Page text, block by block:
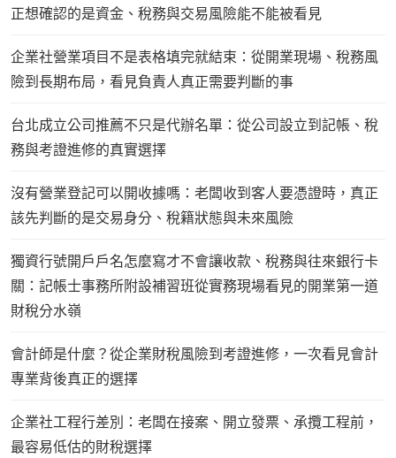
正想確認的是資金、稅務與交易風險能不能被看見
企業社營業項目不是表格填完就結束：從開業現場、稅務風
險到長期布局，看見負責人真正需要判斷的事
台北成立公司推薦不只是代辦名單：從公司設立到記帳、稅
務與考證進修的真實選擇
沒有營業登記可以開收據嗎：老闆收到客人要憑證時，真正
該先判斷的是交易身分、稅籍狀態與未來風險
獨資行號開戶戶名怎麼寫才不會讓收款、稅務與往來銀行卡
關：記帳士事務所附設補習班從實務現場看見的開業第一道
財稅分水嶺
會計師是什麼？從企業財稅風險到考證進修，一次看見會計
專業背後真正的選擇
企業社工程行差別：老闆在接案、開立發票、承攬工程前，
最容易低估的財稅選擇